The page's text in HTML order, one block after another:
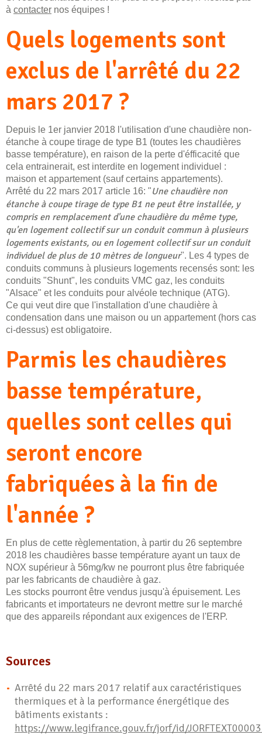
à contacter nos équipes !
Quels logements sont
exclus de l'arrêté du 22
mars 2017 ?
Depuis le 1er janvier 2018 l'utilisation d'une chaudière non-
étanche à coupe tirage de type B1 (toutes les chaudières
basse température), en raison de la perte d'éfficacité que
cela entrainerait, est interdite en logement individuel :
maison et appartement (sauf certains appartements).
Arrêté du 22 mars 2017 article 16: "Une chaudière non
étanche à coupe tirage de type B1 ne peut être installée, y
compris en remplacement d'une chaudière du même type,
qu'en logement collectif sur un conduit commun à plusieurs
logements existants, ou en logement collectif sur un conduit
individuel de plus de 10 mètres de longueur". Les 4 types de
conduits communs à plusieurs logements recensés sont: les
conduits "Shunt", les conduits VMC gaz, les conduits
"Alsace" et les conduits pour alvéole technique (ATG).
Ce qui veut dire que l'installation d'une chaudière à
condensation dans une maison ou un appartement (hors cas
ci-dessus) est obligatoire.
Parmis les chaudières
basse température,
quelles sont celles qui
seront encore
fabriquées à la fin de
l'année ?
En plus de cette règlementation, à partir du 26 septembre
2018 les chaudières basse température ayant un taux de
NOX supérieur à 56mg/kw ne pourront plus être fabriquée
par les fabricants de chaudière à gaz.
Les stocks pourront être vendus jusqu'à épuisement. Les
fabricants et importateurs ne devront mettre sur le marché
que des appareils répondant aux exigences de l'ERP.
Sources
Arrêté du 22 mars 2017 relatif aux caractéristiques
thermiques et à la performance énergétique des
bâtiments existants :
https://www.legifrance.gouv.fr/jorf/id/